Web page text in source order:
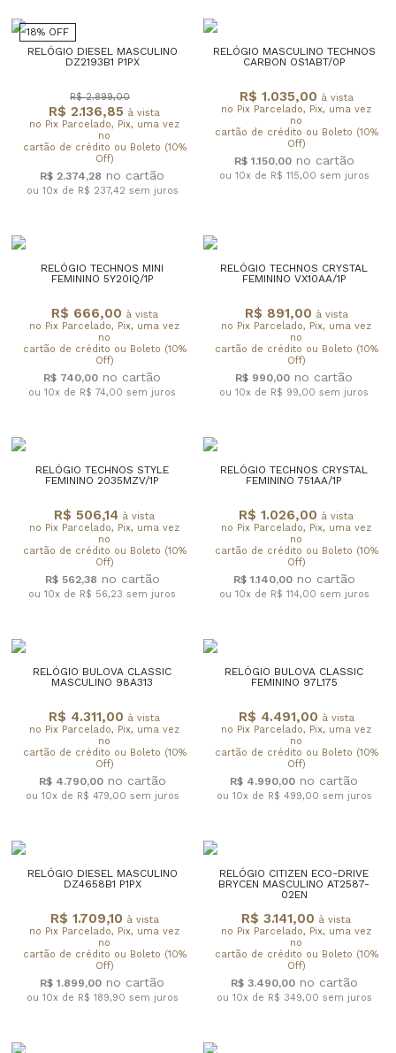
18% OFF
RELÓGIO DIESEL MASCULINO
DZ2193B1 P1PX
R$ 2.136,85 à vista
no Pix Parcelado, Pix, uma vez
no
cartão de crédito ou Boleto (10%
Off)
R$ 2.899,00
R$ 2.374,28
ou 10x de R$ 237,42 sem juros
RELÓGIO MASCULINO TECHNOS
CARBON OS1ABT/0P
R$ 1.035,00 à vista
no Pix Parcelado, Pix, uma vez
no
cartão de crédito ou Boleto (10%
Off)
R$ 1.150,00
ou 10x de R$ 115,00 sem juros
RELÓGIO TECHNOS MINI
FEMININO 5Y20IQ/1P
R$ 666,00 à vista
no Pix Parcelado, Pix, uma vez
no
cartão de crédito ou Boleto (10%
Off)
R$ 740,00
ou 10x de R$ 74,00 sem juros
RELÓGIO TECHNOS CRYSTAL
FEMININO VX10AA/1P
R$ 891,00 à vista
no Pix Parcelado, Pix, uma vez
no
cartão de crédito ou Boleto (10%
Off)
R$ 990,00
ou 10x de R$ 99,00 sem juros
RELÓGIO TECHNOS STYLE
FEMININO 2035MZV/1P
R$ 506,14 à vista
no Pix Parcelado, Pix, uma vez
no
cartão de crédito ou Boleto (10%
Off)
R$ 562,38
ou 10x de R$ 56,23 sem juros
RELÓGIO TECHNOS CRYSTAL
FEMININO 751AA/1P
R$ 1.026,00 à vista
no Pix Parcelado, Pix, uma vez
no
cartão de crédito ou Boleto (10%
Off)
R$ 1.140,00
ou 10x de R$ 114,00 sem juros
RELÓGIO BULOVA CLASSIC
MASCULINO 98A313
R$ 4.311,00 à vista
no Pix Parcelado, Pix, uma vez
no
cartão de crédito ou Boleto (10%
Off)
R$ 4.790,00
ou 10x de R$ 479,00 sem juros
RELÓGIO BULOVA CLASSIC
FEMININO 97L175
R$ 4.491,00 à vista
no Pix Parcelado, Pix, uma vez
no
cartão de crédito ou Boleto (10%
Off)
R$ 4.990,00
ou 10x de R$ 499,00 sem juros
RELÓGIO DIESEL MASCULINO
DZ4658B1 P1PX
R$ 1.709,10 à vista
no Pix Parcelado, Pix, uma vez
no
cartão de crédito ou Boleto (10%
Off)
R$ 1.899,00
ou 10x de R$ 189,90 sem juros
RELÓGIO CITIZEN ECO-DRIVE
BRYCEN MASCULINO AT2587-
02EN
R$ 3.141,00 à vista
no Pix Parcelado, Pix, uma vez
no
cartão de crédito ou Boleto (10%
Off)
R$ 3.490,00
ou 10x de R$ 349,00 sem juros